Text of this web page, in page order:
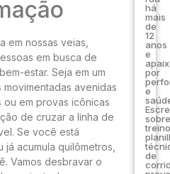
em nossas veias,
em busca de
estar. Seja em um
avenidas
em provas icônicas
de cruzar a linha de
Se você está
acumula quilômetros,
Vamos desbravar o
há
mais
de
12
anos
e
por
e
sobre
de